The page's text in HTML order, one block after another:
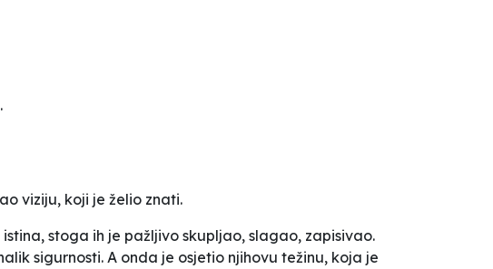
viziju, koji je želio znati.
stoga ih je pažljivo skupljao, slagao, zapisivao.
sigurnosti. A onda je osjetio njihovu težinu, koja je